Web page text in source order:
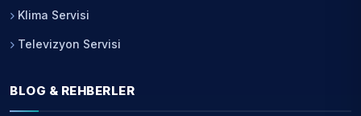
Klima Servisi
Televizyon Servisi
BLOG & REHBERLER